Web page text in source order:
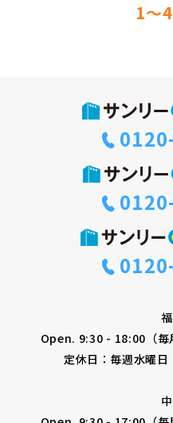
1～4
Open. 9:30 - 18:00（毎
定休日：毎週水曜